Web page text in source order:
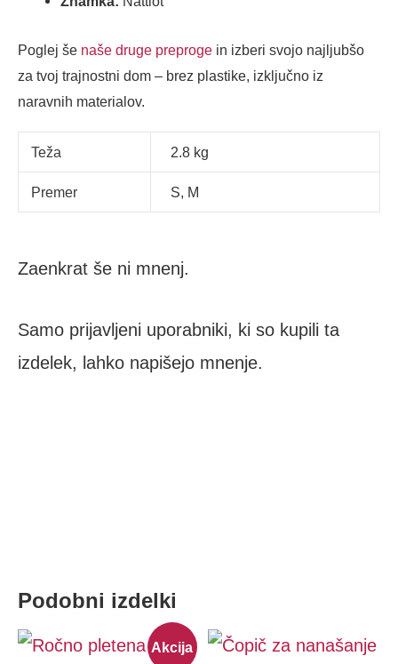
Poglej še naše druge preproge in izberi svojo najljubšo
za tvoj trajnostni dom – brez plastike, izključno iz
naravnih materialov.
Teža 2.8 kg
Premer S, M
Zaenkrat še ni mnenj.
Samo prijavljeni uporabniki, ki so kupili ta
izdelek, lahko napišejo mnenje.
Podobni izdelki
Akcija
Original
price
Current
price